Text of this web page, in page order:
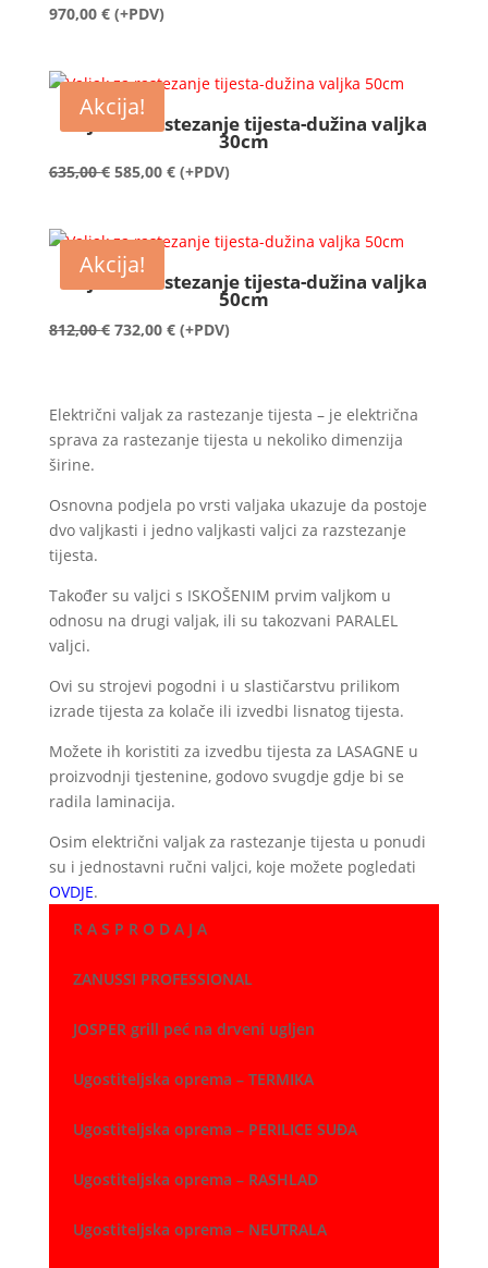
970,00 € (+PDV)
Akcija!
Valjak za rastezanje tijesta-dužina valjka
30cm
635,00€ Izvorna
je:
635,00 €.
585,00 €Trenutna
585,00 €.
(+PDV)
Akcija!
Valjak za rastezanje tijesta-dužina valjka
50cm
812,00€ Izvorna
je:
812,00 €.
732,00 €Trenutna
(+PDV)
Električni valjak za rastezanje tijesta – je električna
sprava za rastezanje tijesta u nekoliko dimenzija
širine.
Osnovna podjela po vrsti valjaka ukazuje da postoje
dvo valjkasti i jedno valjkasti valjci za razstezanje
tijesta.
Također su valjci s ISKOŠENIM prvim valjkom u
odnosu na drugi valjak, ili su takozvani PARALEL
valjci.
Ovi su strojevi pogodni i u slastičarstvu prilikom
izrade tijesta za kolače ili izvedbi lisnatog tijesta.
Možete ih koristiti za izvedbu tijesta za LASAGNE u
proizvodnji tjestenine, godovo svugdje gdje bi se
radila laminacija.
Osim električni valjak za rastezanje tijesta u ponudi
su i jednostavni ručni valjci, koje možete pogledati
OVDJE.
R A S P R O D A J A
ZANUSSI PROFESSIONAL
JOSPER grill peć na drveni ugljen
Ugostiteljska oprema – TERMIKA
Ugostiteljska oprema – PERILICE SUĐA
Ugostiteljska oprema – RASHLAD
Ugostiteljska oprema – NEUTRALA